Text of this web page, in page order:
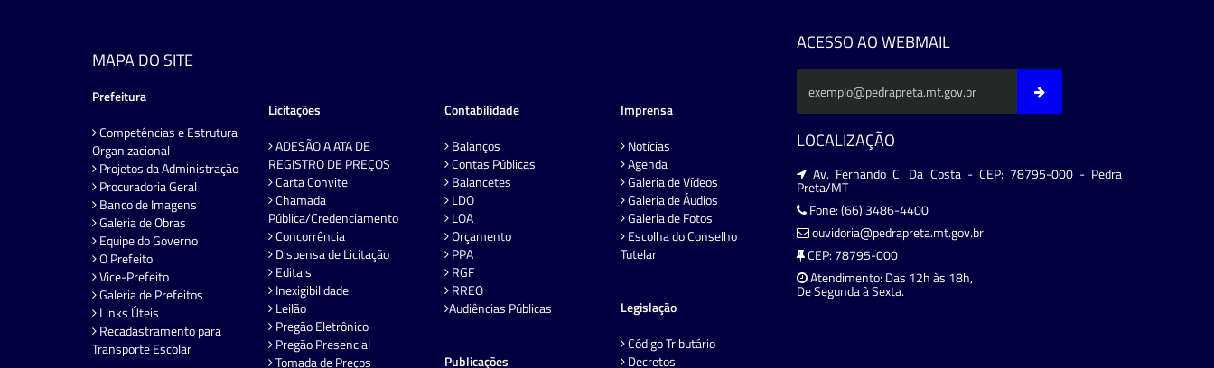
MAPA DO SITE
Prefeitura
Competências e Estrutura
Organizacional
Projetos da Administração
Procuradoria Geral
Banco de Imagens
Galeria de Obras
Equipe do Governo
O Prefeito
Vice-Prefeito
Galeria de Prefeitos
Links Úteis
Recadastramento para
Transporte Escolar
Licitações
ADESÃO A ATA DE
REGISTRO DE PREÇOS
Carta Convite
Chamada
Pública/Credenciamento
Concorrência
Dispensa de Licitação
Editais
Inexigibilidade
Leilão
Pregão Eletrônico
Pregão Presencial
Tomada de Preços
Contabilidade
Balanços
Contas Públicas
Balancetes
LDO
LOA
Orçamento
PPA
RGF
RREO
Audiências Públicas
Publicações
Imprensa
Notícias
Agenda
Galeria de Vídeos
Galeria de Áudios
Galeria de Fotos
Escolha do Conselho
Tutelar
Legislação
Código Tributário
Decretos
ACESSO AO WEBMAIL
LOCALIZAÇÃO
Av. Fernando C. Da Costa - CEP: 78795-000 - Pedra
Preta/MT
Fone: (66) 3486-4400
ouvidoria@pedrapreta.mt.gov.br
CEP: 78795-000
Atendimento: Das 12h às 18h,
De Segunda à Sexta.